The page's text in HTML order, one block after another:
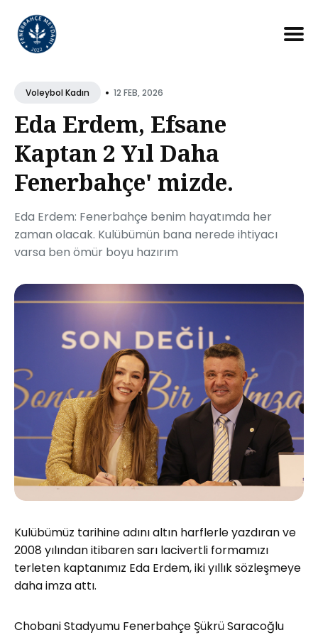
Blog
Voleybol Kadın • 12 FEB, 2026
Eda Erdem, Efsane
Kaptan 2 Yıl Daha
Fenerbahçe' mizde.
Eda Erdem: Fenerbahçe benim hayatımda her
zaman olacak. Kulübümün bana nerede ihtiyacı
varsa ben ömür boyu hazırım
Kulübümüz tarihine adını altın harflerle yazdıran ve
2008 yılından itibaren sarı lacivertli formamızı
terleten kaptanımız Eda Erdem, iki yıllık sözleşmeye
daha imza attı.
Chobani Stadyumu Fenerbahçe Şükrü Saracoğlu